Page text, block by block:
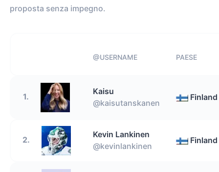
proposta senza impegno.
@USERNAME PAESE
1.
Kaisu
@kaisutanskanen
Finland
2.
Kevin Lankinen
@kevinlankinen
Finland